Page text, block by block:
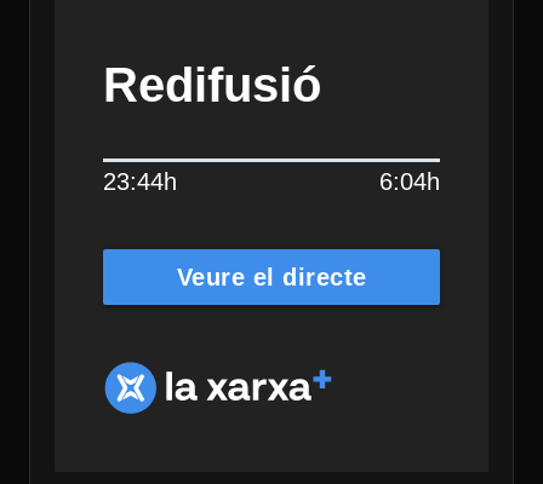
Redifusió
23:44h 6:04h
Veure el directe